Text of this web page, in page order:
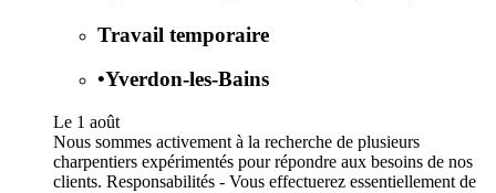
Travail temporaire
•Yverdon-les-Bains
Le 1 août
Nous sommes activement à la recherche de plusieurs
charpentiers expérimentés pour répondre aux besoins de nos
clients. Responsabilités - Vous effectuerez essentiellement de